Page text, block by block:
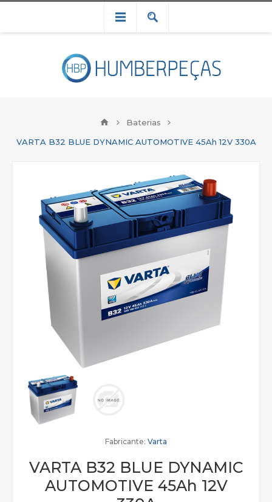
Baterias
VARTA B32 BLUE DYNAMIC AUTOMOTIVE 45Ah 12V 330A
Fabricante: Varta
VARTA B32 BLUE DYNAMIC
AUTOMOTIVE 45Ah 12V